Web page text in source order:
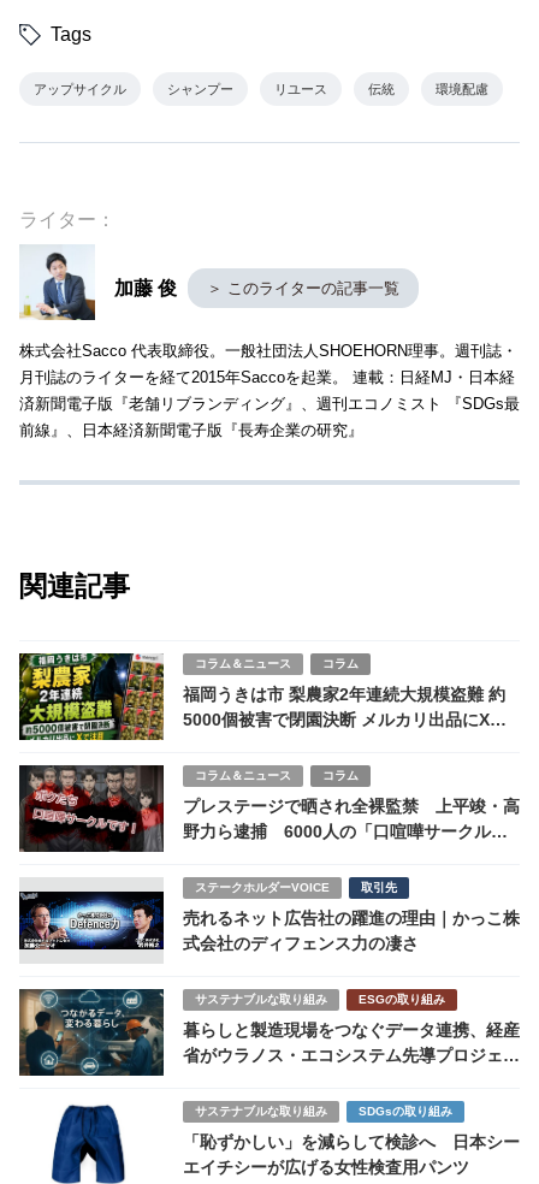
Tags
アップサイクル シャンプー リユース 伝統 環境配慮
ライター：
加藤 俊 ＞ このライターの記事一覧
株式会社Sacco 代表取締役。一般社団法人SHOEHORN理事。週刊誌・
月刊誌のライターを経て2015年Saccoを起業。 連載：日経MJ・日本経
済新聞電子版『老舗リブランディング』、週刊エコノミスト 『SDGs最
前線』、日本経済新聞電子版『長寿企業の研究』
関連記事
コラム＆ニュース コラム
福岡うきは市 梨農家2年連続大規模盗難 約
5000個被害で閉園決断 メルカリ出品にXで
コラム＆ニュース コラム
プレステージで晒され全裸監禁 上平竣・高
野力ら逮捕 6000人の「口喧嘩サークル」
ステークホルダーVOICE 取引先
売れるネット広告社の躍進の理由｜かっこ株
式会社のディフェンス力の凄さ
サステナブルな取り組み ESGの取り組み
暮らしと製造現場をつなぐデータ連携、経産
省がウラノス・エコシステム先導プロジェク
サステナブルな取り組み SDGsの取り組み
「恥ずかしい」を減らして検診へ 日本シー
エイチシーが広げる女性検査用パンツ